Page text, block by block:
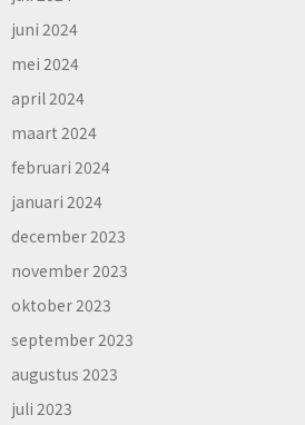
juni 2024
mei 2024
april 2024
maart 2024
februari 2024
januari 2024
december 2023
november 2023
oktober 2023
september 2023
augustus 2023
juli 2023